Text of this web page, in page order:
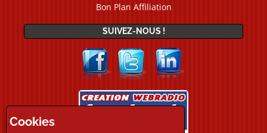
Bon Plan Affiliation
SUIVEZ-NOUS !
Cookies